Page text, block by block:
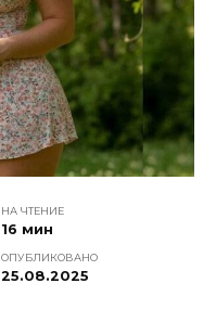
НА ЧТЕНИЕ
16 мин
ОПУБЛИКОВАНО
25.08.2025